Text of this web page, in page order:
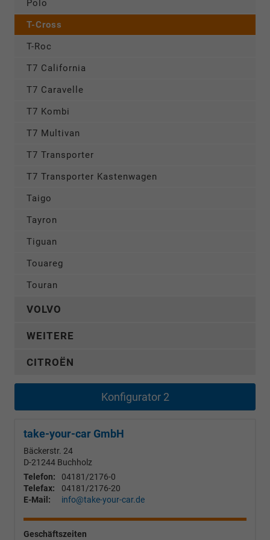
Polo
T-Cross
T-Roc
T7 California
T7 Caravelle
T7 Kombi
T7 Multivan
T7 Transporter
T7 Transporter Kastenwagen
Taigo
Tayron
Tiguan
Touareg
Touran
VOLVO
WEITERE
CITROËN
Konfigurator 2
take-your-car GmbH
Bäckerstr. 24
D-21244 Buchholz
Telefon:
04181/2176-0
Telefax:
04181/2176-20
E-Mail:
info@take-your-car.de
Geschäftszeiten